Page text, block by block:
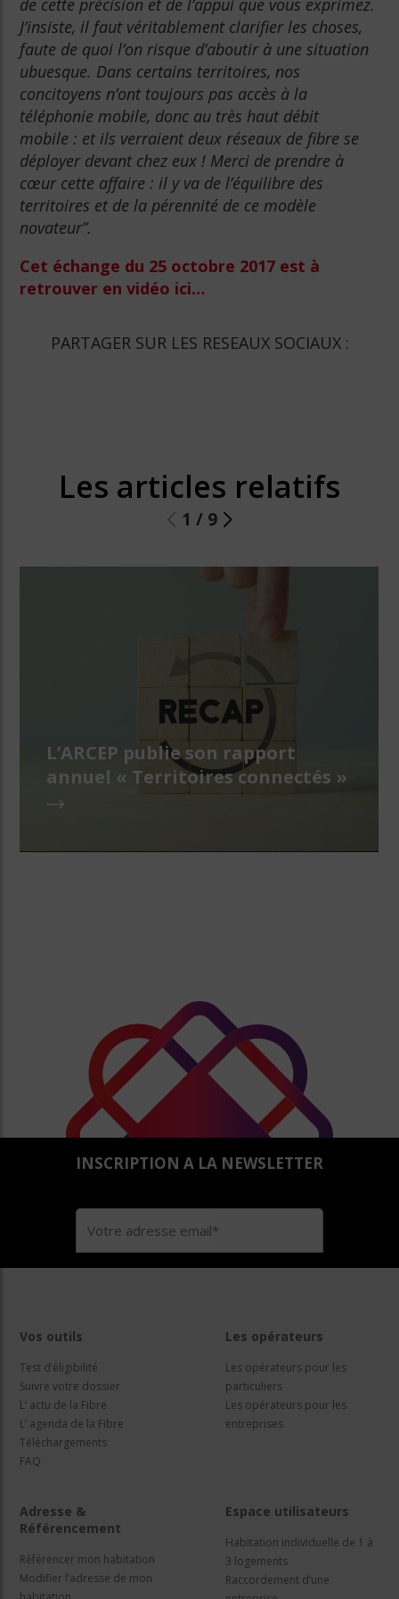
de cette précision et de l’appui que vous exprimez.
J’insiste, il faut véritablement clarifier les choses,
faute de quoi l’on risque d’aboutir à une situation
ubuesque. Dans certains territoires, nos
concitoyens n’ont toujours pas accès à la
téléphonie mobile, donc au très haut débit
mobile : et ils verraient deux réseaux de fibre se
déployer devant chez eux ! Merci de prendre à
cœur cette affaire : il y va de l’équilibre des
territoires et de la pérennité de ce modèle
novateur”.
Cet échange du 25 octobre 2017 est à
retrouver en vidéo ici…
PARTAGER SUR LES RESEAUX SOCIAUX :
Les articles relatifs
1 / 9
L’ARCEP publie son rapport
annuel « Territoires connectés »
INSCRIPTION A LA NEWSLETTER
Vos outils
Test d’éligibilité
Suivre votre dossier
L’ actu de la Fibre
L’ agenda de la Fibre
Téléchargements
FAQ
Les opérateurs
Les opérateurs pour les
particuliers
Les opérateurs pour les
entreprises
Adresse &
Référencement
Référencer mon habitation
Modifier l’adresse de mon
Espace utilisateurs
Habitation individuelle de 1 à
3 logements
Raccordement d’une